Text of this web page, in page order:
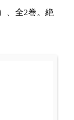
、全2巻。絶